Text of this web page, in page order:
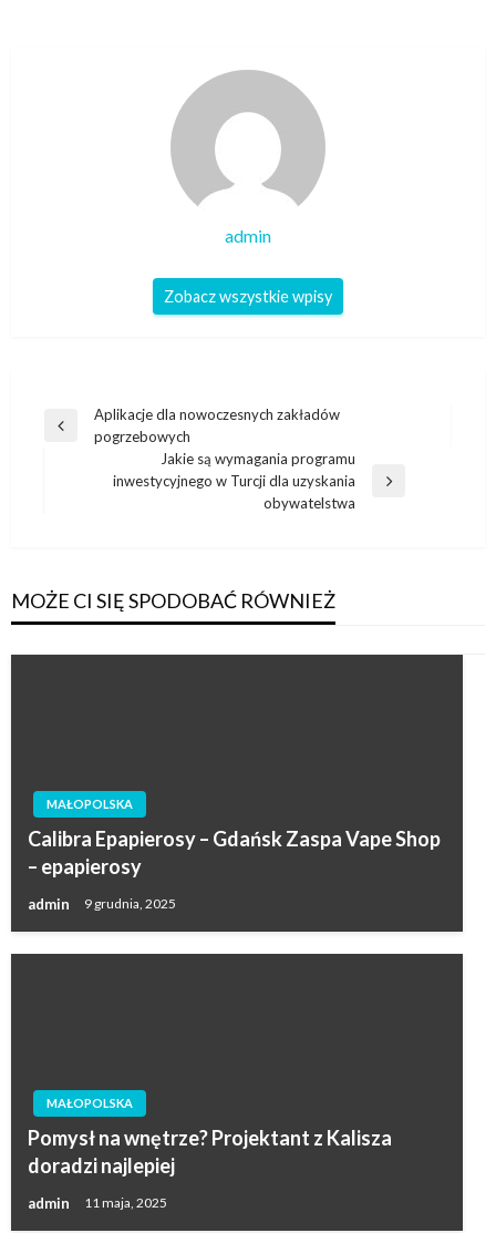
admin
Zobacz wszystkie wpisy
Nawigacja
wpisu
Poprzedni
Aplikacje dla nowoczesnych zakładów
pogrzebowych
Następny
Jakie są wymagania programu
inwestycyjnego w Turcji dla uzyskania
obywatelstwa
MOŻE CI SIĘ SPODOBAĆ RÓWNIEŻ
MAŁOPOLSKA
Calibra Epapierosy – Gdańsk Zaspa Vape Shop
– epapierosy
admin 9 grudnia, 2025
MAŁOPOLSKA
Pomysł na wnętrze? Projektant z Kalisza
doradzi najlepiej
admin 11 maja, 2025